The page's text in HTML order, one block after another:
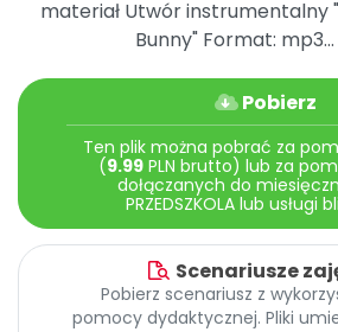
Pomoc
Promocje
materiał Utwór instrumentalny
Bunny" Format: mp3...
Pobierz
Ten plik można pobrać za
(9.99PLN brutto) lub za
dołączanych do
PRZEDSZKOLA lub usługi
Scenariusze
Pobierz scenariusz z
pomocy dydaktycznej. Pliki